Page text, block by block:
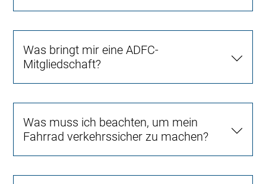
Was bringt mir eine ADFC-
Mitgliedschaft?
Was muss ich beachten, um mein
Fahrrad verkehrssicher zu machen?